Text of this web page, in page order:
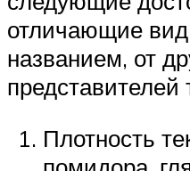
отличающие
названием, от
представителей
Плотность